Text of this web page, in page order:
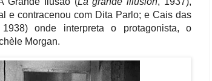
e contracenou com Dita Parlo; e Cais das
onde interpreta o protagonista, o
Morgan.